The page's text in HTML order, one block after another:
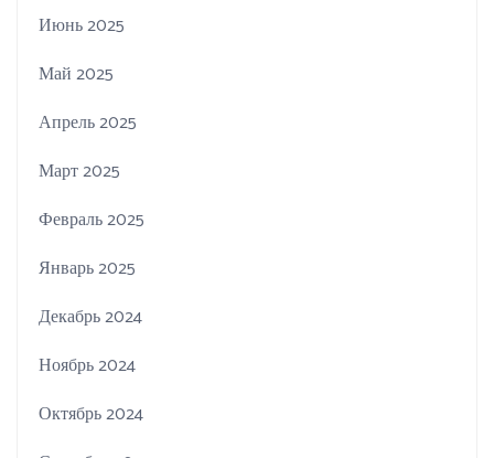
Июнь 2025
Май 2025
Апрель 2025
Март 2025
Февраль 2025
Январь 2025
Декабрь 2024
Ноябрь 2024
Октябрь 2024